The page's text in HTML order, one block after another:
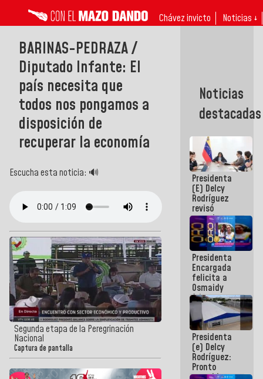
Chávez invicto Noticias ↓
BARINAS-PEDRAZA /
Diputado Infante: El
país necesita que
todos nos pongamos a
disposición de
recuperar la economía
Escucha esta noticia: 🔊
Segunda etapa de la Peregrinación
Nacional
Captura de pantalla
Noticias
destacadas
Presidenta
(E) Delcy
Rodríguez
revisó
agenda
económica y
ejecución de
fondos de
emergencia
post-sismos
Presidenta
Encargada
felicita a
Osmaidy
Arias y
Giraly
Marcano por
hacer
historia en
los
Centroamericanos
Presidenta
(e) Delcy
Rodríguez:
Pronto